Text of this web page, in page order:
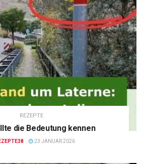
REZEPTE
die Bedeutung kennen
23 JANUAR 2026